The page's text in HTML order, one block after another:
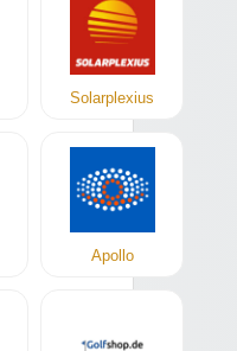
Solarplexius
Apollo